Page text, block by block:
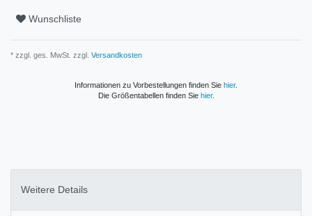
Wunschliste
* zzgl. ges. MwSt. zzgl. Versandkosten
Informationen zu Vorbestellungen finden Sie hier.
Die Größentabellen finden Sie hier.
Weitere Details